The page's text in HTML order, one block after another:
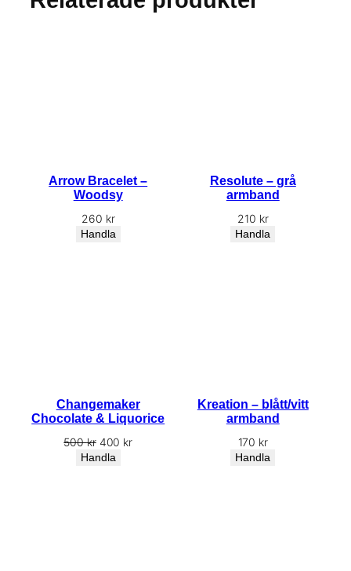
n
Arrow Bracelet –
Woodsy
260 kr
Handla
Resolute – grå
armband
210 kr
Handla
Changemaker
Chocolate & Liquorice
500kr Det
ursprungliga
400 krDet
Handla
Kreation – blått/vitt
armband
170 kr
Handla